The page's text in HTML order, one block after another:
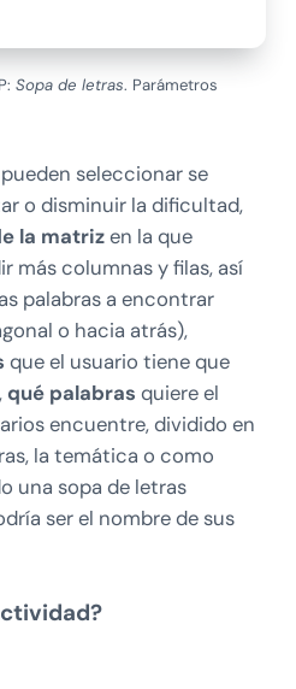
Sopa de letras. Parámetros
seleccionar se
o disminuir la dificultad,
la matrizen la que
más columnas y filas, así
palabras a encontrar
o hacia atrás),
que el usuario tiene que
qué palabras quiere el
encuentre, dividido en
la temática o como
una sopa de letras
ser el nombre de sus